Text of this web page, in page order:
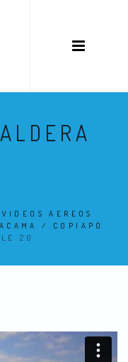
VIDEOS AEREOS
/ COPIAPÓ
20